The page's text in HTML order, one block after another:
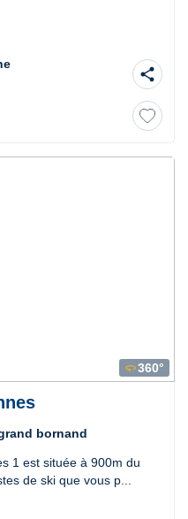
share
360360°
bornand
1 est située à 900m du
de ski que vous p...